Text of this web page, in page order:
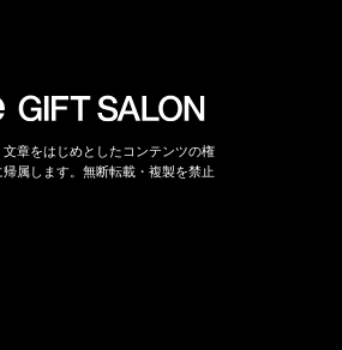
章をはじめとしたコンテンツの権
属します。無断転載・複製を禁止